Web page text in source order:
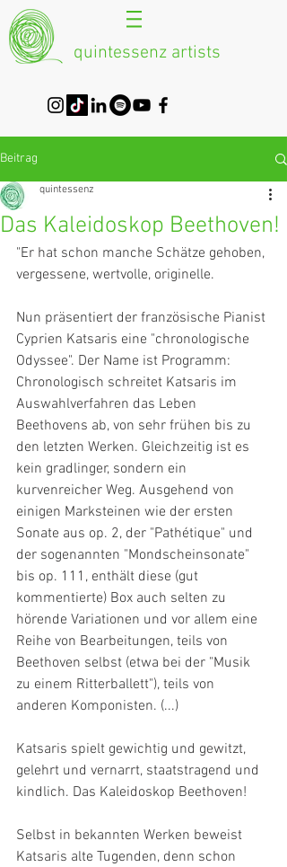
quintessenz artists
Beitrag
Das Kaleidoskop Beethoven!
quintessenz
"Er hat schon manche Schätze gehoben,
vergessene, wertvolle, originelle.
Nun präsentiert der französische Pianist
Cyprien Katsaris eine "chronologische
Odyssee". Der Name ist Programm:
Chronologisch schreitet Katsaris im
Auswahlverfahren das Leben
Beethovens ab, von sehr frühen bis zu
den letzten Werken. Gleichzeitig ist es
kein gradlinger, sondern ein
kurvenreicher Weg. Ausgehend von
einigen Marksteinen wie der ersten
Sonate aus op. 2, der "Pathétique" und
der sogenannten "Mondscheinsonate"
bis op. 111, enthält diese (gut
kommentierte) Box auch selten zu
hörende Variationen und vor allem eine
Reihe von Bearbeitungen, teils von
Beethoven selbst (etwa bei der "Musik
zu einem Ritterballett"), teils von
anderen Komponisten. (...)
Katsaris spielt gewichtig und gewitzt,
gelehrt und vernarrt, staatstragend und
kindlich. Das Kaleidoskop Beethoven!
Selbst in bekannten Werken beweist
Katsaris alte Tugenden, denn schon